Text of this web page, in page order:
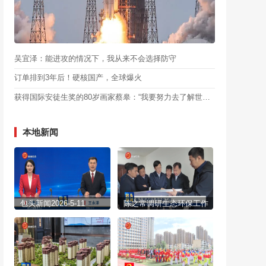
吴宜泽：能进攻的情况下，我从来不会选择防守
订单排到3年后！硬核国产，全球爆火
获得国际安徒生奖的80岁画家蔡皋：“我要努力去了解世界的宽阔”
本地新闻
包头新闻2026-5-11 陈之常调研生态环保工作